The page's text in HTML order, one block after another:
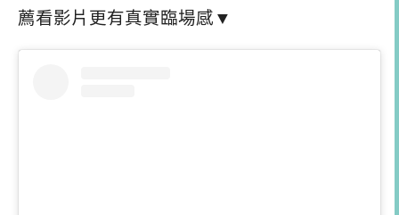
薦看影片更有真實臨場感▼